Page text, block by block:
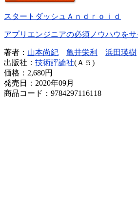
スタートダッシュＡｎｄｒｏｉｄ
アプリエンジニアの必須ノウハウを
著者： 山本尚紀 亀井栄利
浜田瑛樹
出版社： 技術評論社(Ａ５)
価格： 2,680円
発売日：2020年09月
商品コード：9784297116118